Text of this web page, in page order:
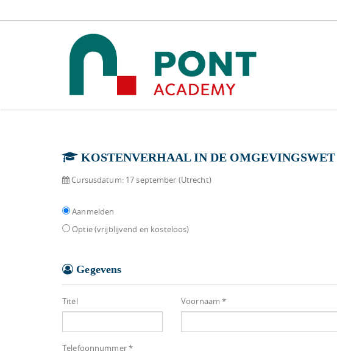
KOSTENVERHAAL IN DE OMGEVINGSWET
Cursusdatum: 17 september (Utrecht)
Aanmelden
Optie (vrijblijvend en kosteloos)
Gegevens
Titel Voornaam *
Telefoonnummer *